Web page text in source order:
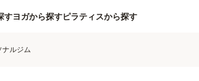
すヨガから探すピラティスから探す
ナルジム